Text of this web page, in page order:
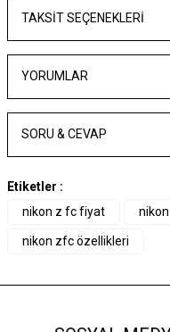
TAKSIT SEÇENEKLERI
YORUMLAR
SORU & CEVAP
Etiketler :
nikon z fc fiyat
nikon zfc özellikleri